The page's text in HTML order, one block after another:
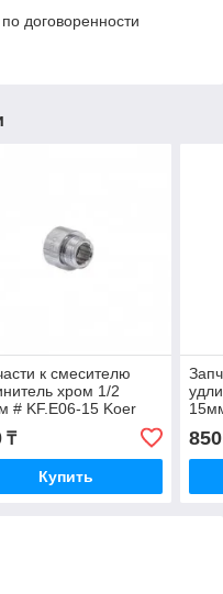
договоренности
к смесителю
хром 1/2
# KF.E06-15 Koer
₸
Купить
850